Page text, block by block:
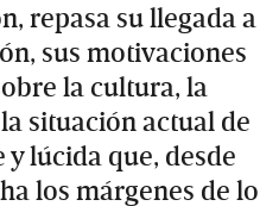
repasa su llegada a
sus motivaciones
la cultura, la
situación actual de
y lúcida que, desde
los márgenes de lo